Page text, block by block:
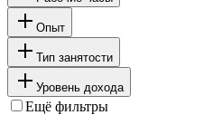
Опыт
Тип занятости
Уровень дохода
Ещё фильтры